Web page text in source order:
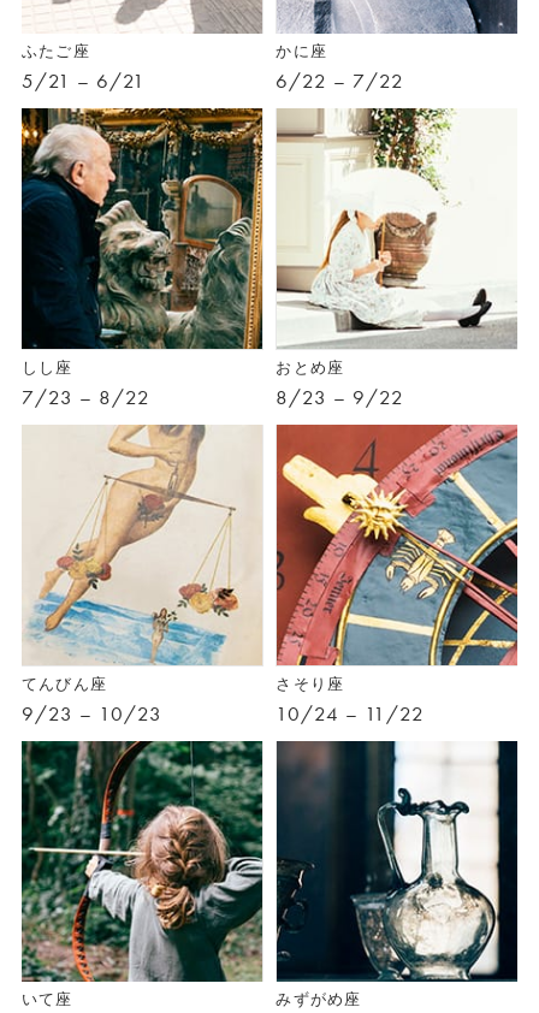
ふたご座
5/21 – 6/21
かに座
6/22 – 7/22
しし座
7/23 – 8/22
おとめ座
8/23 – 9/22
てんびん座
9/23 – 10/23
さそり座
10/24 – 11/22
いて座 みずがめ座